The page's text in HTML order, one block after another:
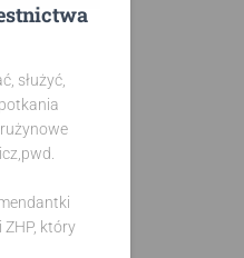
służyć,
który